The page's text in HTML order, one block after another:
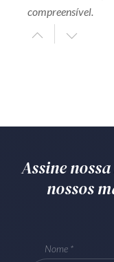
compreensível.
Assine
nossos
Nome